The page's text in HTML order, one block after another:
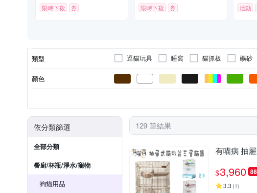
限時下殺 券 限時下殺 券 活動
類型 逗貓玩具 睡窩 貓抓板 礦砂
配飾
撿便器 貓便盆 有聲玩
顏色
依分類篩選
全部分類
餐廚/杯瓶/淨水/寵物
狗貓用品
129 筆結果
有喵病 抽
$3,960
3.3 (1)